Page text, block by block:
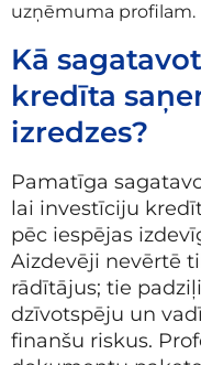
uzņēmuma profilam.
Kā
kredīta
izredzes?
Pamatīga
lai investīciju
pēc iespējas
Aizdevēji nevērtē
rādītājus; tie
dzīvotspēju un
finanšu riskus.